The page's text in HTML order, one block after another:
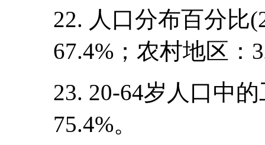
22. 人口分布百分比
67.4%；农村地区：
23. 20-64岁人口中
75.4%。